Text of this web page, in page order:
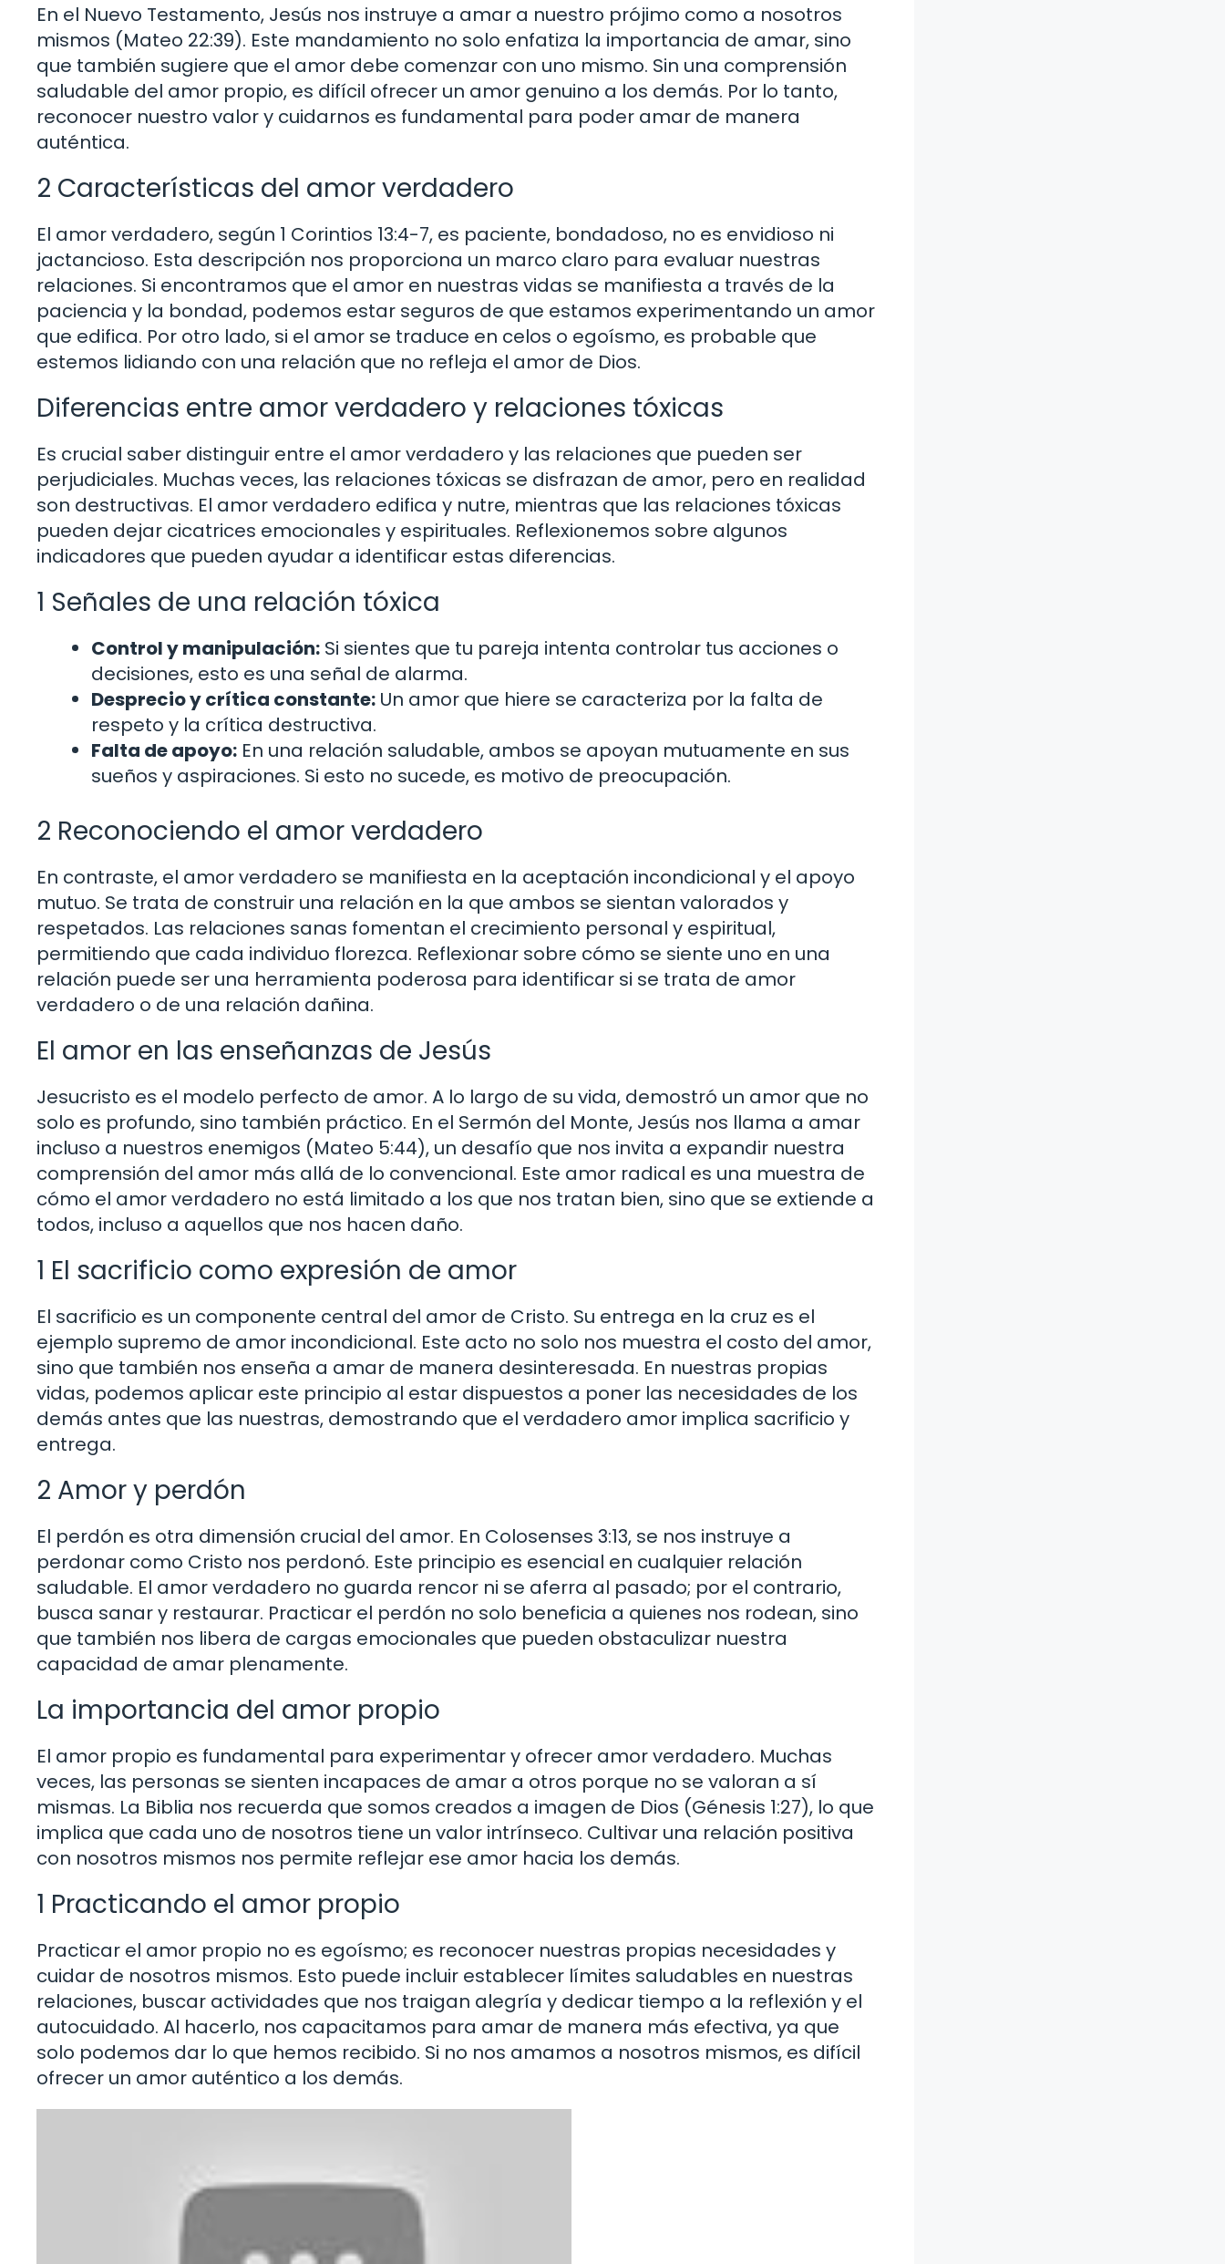
En el Nuevo Testamento, Jesús nos instruye a amar a nuestro prójimo como a nosotros
mismos (Mateo 22:39). Este mandamiento no solo enfatiza la importancia de amar, sino
que también sugiere que el amor debe comenzar con uno mismo. Sin una comprensión
saludable del amor propio, es difícil ofrecer un amor genuino a los demás. Por lo tanto,
reconocer nuestro valor y cuidarnos es fundamental para poder amar de manera
auténtica.
2 Características del amor verdadero
El amor verdadero, según 1 Corintios 13:4-7, es paciente, bondadoso, no es envidioso ni
jactancioso. Esta descripción nos proporciona un marco claro para evaluar nuestras
relaciones. Si encontramos que el amor en nuestras vidas se manifiesta a través de la
paciencia y la bondad, podemos estar seguros de que estamos experimentando un amor
que edifica. Por otro lado, si el amor se traduce en celos o egoísmo, es probable que
estemos lidiando con una relación que no refleja el amor de Dios.
Diferencias entre amor verdadero y relaciones tóxicas
Es crucial saber distinguir entre el amor verdadero y las relaciones que pueden ser
perjudiciales. Muchas veces, las relaciones tóxicas se disfrazan de amor, pero en realidad
son destructivas. El amor verdadero edifica y nutre, mientras que las relaciones tóxicas
pueden dejar cicatrices emocionales y espirituales. Reflexionemos sobre algunos
indicadores que pueden ayudar a identificar estas diferencias.
1 Señales de una relación tóxica
Control y manipulación: Si sientes que tu pareja intenta controlar tus acciones o
decisiones, esto es una señal de alarma.
Desprecio y crítica constante: Un amor que hiere se caracteriza por la falta de
respeto y la crítica destructiva.
Falta de apoyo: En una relación saludable, ambos se apoyan mutuamente en sus
sueños y aspiraciones. Si esto no sucede, es motivo de preocupación.
2 Reconociendo el amor verdadero
En contraste, el amor verdadero se manifiesta en la aceptación incondicional y el apoyo
mutuo. Se trata de construir una relación en la que ambos se sientan valorados y
respetados. Las relaciones sanas fomentan el crecimiento personal y espiritual,
permitiendo que cada individuo florezca. Reflexionar sobre cómo se siente uno en una
relación puede ser una herramienta poderosa para identificar si se trata de amor
verdadero o de una relación dañina.
El amor en las enseñanzas de Jesús
Jesucristo es el modelo perfecto de amor. A lo largo de su vida, demostró un amor que no
solo es profundo, sino también práctico. En el Sermón del Monte, Jesús nos llama a amar
incluso a nuestros enemigos (Mateo 5:44), un desafío que nos invita a expandir nuestra
comprensión del amor más allá de lo convencional. Este amor radical es una muestra de
cómo el amor verdadero no está limitado a los que nos tratan bien, sino que se extiende a
todos, incluso a aquellos que nos hacen daño.
1 El sacrificio como expresión de amor
El sacrificio es un componente central del amor de Cristo. Su entrega en la cruz es el
ejemplo supremo de amor incondicional. Este acto no solo nos muestra el costo del amor,
sino que también nos enseña a amar de manera desinteresada. En nuestras propias
vidas, podemos aplicar este principio al estar dispuestos a poner las necesidades de los
demás antes que las nuestras, demostrando que el verdadero amor implica sacrificio y
entrega.
2 Amor y perdón
El perdón es otra dimensión crucial del amor. En Colosenses 3:13, se nos instruye a
perdonar como Cristo nos perdonó. Este principio es esencial en cualquier relación
saludable. El amor verdadero no guarda rencor ni se aferra al pasado; por el contrario,
busca sanar y restaurar. Practicar el perdón no solo beneficia a quienes nos rodean, sino
que también nos libera de cargas emocionales que pueden obstaculizar nuestra
capacidad de amar plenamente.
La importancia del amor propio
El amor propio es fundamental para experimentar y ofrecer amor verdadero. Muchas
veces, las personas se sienten incapaces de amar a otros porque no se valoran a sí
mismas. La Biblia nos recuerda que somos creados a imagen de Dios (Génesis 1:27), lo que
implica que cada uno de nosotros tiene un valor intrínseco. Cultivar una relación positiva
con nosotros mismos nos permite reflejar ese amor hacia los demás.
1 Practicando el amor propio
Practicar el amor propio no es egoísmo; es reconocer nuestras propias necesidades y
cuidar de nosotros mismos. Esto puede incluir establecer límites saludables en nuestras
relaciones, buscar actividades que nos traigan alegría y dedicar tiempo a la reflexión y el
autocuidado. Al hacerlo, nos capacitamos para amar de manera más efectiva, ya que
solo podemos dar lo que hemos recibido. Si no nos amamos a nosotros mismos, es difícil
ofrecer un amor auténtico a los demás.